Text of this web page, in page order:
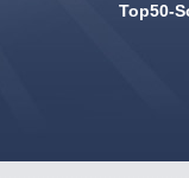
Top50-